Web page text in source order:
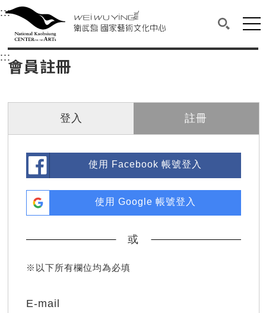
衛武營國家藝術文化中心
中央內容區塊，為本頁主要內容區。
:::選單連結區塊，此區塊列有本網站主要連結。
衛武營國家藝術文化中心
搜尋(開
網
::: 中央內容區塊，為本頁主要內容區。
會員註冊
登入 註冊
使用 Facebook 帳號登入
使用 Google 帳號登入
或
※以下所有欄位均為必填
E-mail